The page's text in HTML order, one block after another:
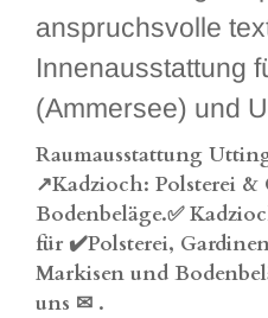
anspruchsvolle
Innenausstattung
(Ammersee) und
Raumausstattung
↗️Kadzioch: Polsterei &
Bodenbeläge.✅
für ✔️Polsterei,
Markisen und
uns ✉ .